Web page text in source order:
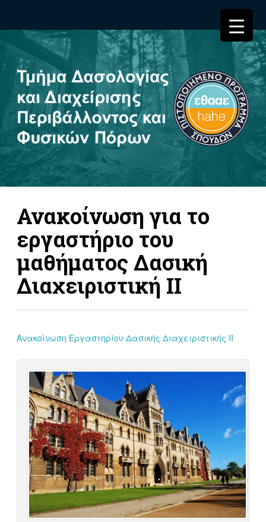
Ανακοίνωση για το
εργαστήριο του
μαθήματος Δασική
Διαχειριστική ΙΙ
Ανακοίνωση Εργαστηρίου Δασικής Διαχειριστικής ΙΙ